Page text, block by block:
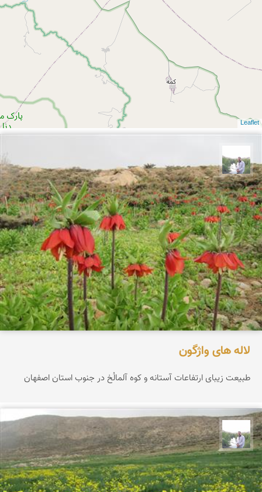
Leaflet
لاله های واژگون
طبیعت زیبای ارتفاعات آستانه و کوه آلمالُخ در جنوب استان اصفهان
مهرداد زینلیان